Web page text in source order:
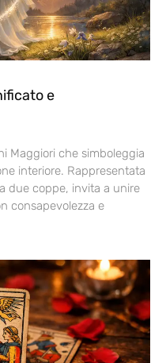
e
Maggiori che simboleggia
interiore. Rappresentata
due coppe, invita a unire
consapevolezza e